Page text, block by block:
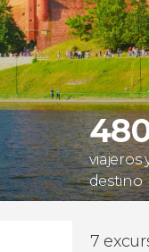
viajeros
destino
7